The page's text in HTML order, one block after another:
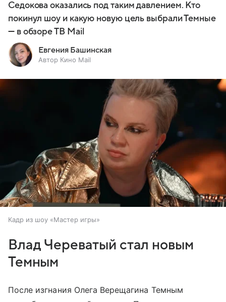
Седокова оказались под таким давлением. Кто
покинул шоу и какую новую цель выбрали Темные
— в обзоре ТВ Mail
Евгения Башинская
Автор Кино Mail
Кадр из шоу «Мастер игры»
Влад Череватый стал новым
Темным
После изгнания Олега Верещагина Темным